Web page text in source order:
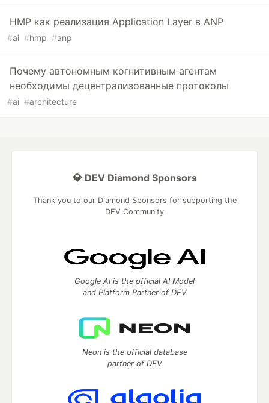
HMP как реализация Application Layer в ANP
#ai #hmp #anp
Почему автономным когнитивным агентам
необходимы децентрализованные протоколы
#ai #architecture
💎 DEV Diamond Sponsors
Thank you to our Diamond Sponsors for supporting the
DEV Community
Google AI is the official AI Model
and Platform Partner of DEV
Neon is the official database
partner of DEV